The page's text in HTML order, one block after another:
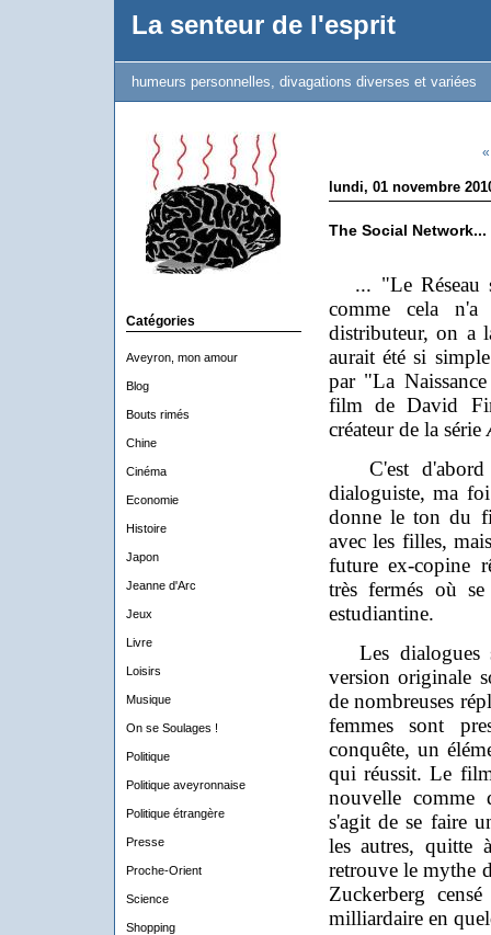
La senteur de l'esprit
humeurs personnelles, divagations diverses et variées
Catégories
Aveyron, mon amour
Blog
Bouts rimés
Chine
Cinéma
Economie
Histoire
Japon
Jeanne d'Arc
Jeux
Livre
Loisirs
Musique
On se Soulages !
Politique
Politique aveyronnaise
Politique étrangère
Presse
Proche-Orient
Science
Shopping
lundi, 01 novembre
The Social Network...
... "Le Réseau
comme cela
distributeur, on a
aurait été si
par "La
film de David
créateur de la série
C'est d'abord
dialoguiste, ma
donne le ton du
avec les filles,
future ex-copine
très fermés où
estudiantine.
Les dialogues
version originale
de nombreuses
femmes sont
conquête, un
qui réussit. Le
nouvelle
s'agit de se faire
les autres, quitte
retrouve le mythe
Zuckerberg
milliardaire en